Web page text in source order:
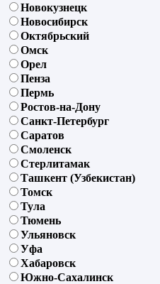
Новокузнецк
Новосибирск
Октябрьский
Омск
Орел
Пенза
Пермь
Ростов-на-Дону
Санкт-Петербург
Саратов
Смоленск
Стерлитамак
Ташкент (Узбекистан)
Томск
Тула
Тюмень
Ульяновск
Уфа
Хабаровск
Южно-Сахалинск